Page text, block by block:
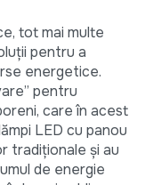
tot mai multe
pentru a
energetice.
pentru
care în acest
LED cu panou
tradiționale și au
de energie